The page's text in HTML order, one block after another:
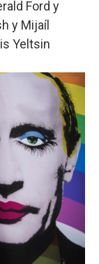
Ford y
y Mijaíl
Yeltsin